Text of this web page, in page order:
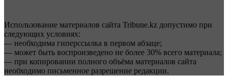
Использование материалов сайта Tribune.kz допустимо при
следующих условиях:
— необходима гиперссылка в первом абзаце;
— может быть воспроизведено не более 30% всего материала;
— при копировании полного объёма материалов сайта
необходимо письменное разрешение редакции.